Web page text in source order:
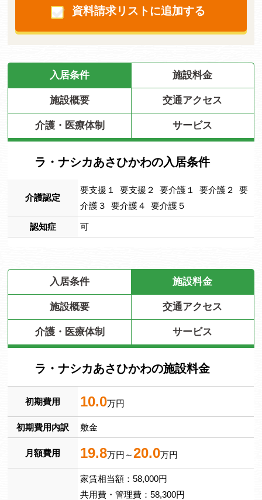
資料請求リストに追加する
入居条件 施設料金
施設概要 交通アクセス
介護・医療体制 サービス
ラ・ナシカあさひかわの入居条件
介護認定
要支援１ 要支援２ 要介護１ 要介護２ 要
介護３ 要介護４ 要介護５
認知症 可
入居条件 施設料金
施設概要 交通アクセス
介護・医療体制 サービス
ラ・ナシカあさひかわの施設料金
初期費用 10.0万円
初期費用内訳 敷金
月額費用 19.8万円～20.0万円
家賃相当額：58,000円
共用費・管理費：58,300円